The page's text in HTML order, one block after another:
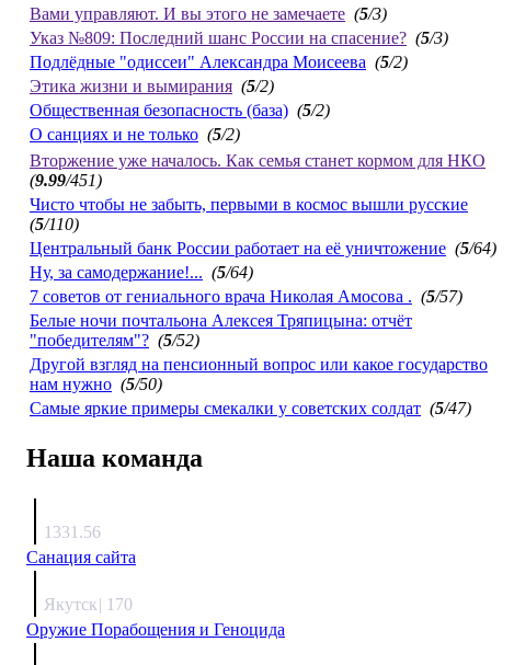
Вами управляют. И вы этого не замечаете (5/3)
Указ №809: Последний шанс России на спасение? (5/3)
Подлёдные "одиссеи" Александра Моисеева (5/2)
Этика жизни и вымирания (5/2)
Общественная безопасность (база) (5/2)
О санциях и не только (5/2)
Вторжение уже началось. Как семья станет кормом для НКО
(9.99/451)
Чисто чтобы не забыть, первыми в космос вышли русские
(5/110)
Центральный банк России работает на её уничтожение (5/64)
Ну, за самодержание!... (5/64)
7 советов от гениального врача Николая Амосова . (5/57)
Белые ночи почтальона Алексея Тряпицына: отчёт
"победителям"? (5/52)
Другой взгляд на пенсионный вопрос или какое государство
нам нужно (5/50)
Самые яркие примеры смекалки у советских солдат (5/47)
Наша команда
1331.56
Санация сайта
Якутск| 170
Оружие Порабощения и Геноцида